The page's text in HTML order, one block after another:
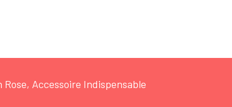
Rose, Accessoire Indispensable